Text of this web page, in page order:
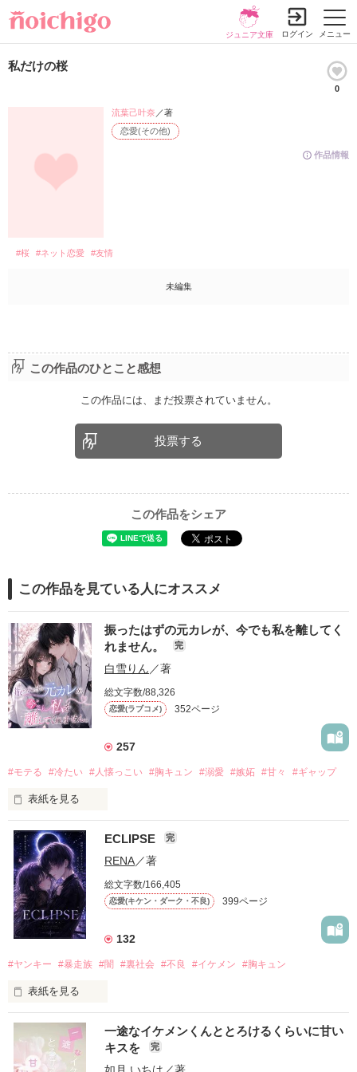
メニュー
ジュニア文庫 ログイン
私だけの桜
0
作品情報
恋愛(その他)
流葉己叶奈／著
#桜 #ネット恋愛 #友情
未編集
この作品のひとこと感想
この作品には、まだ投票されていません。
投票する
この作品をシェア
この作品を見ている人にオススメ
振ったはずの元カレが、今でも私を離してく
れません。
完
白雪りん ／著
総文字数/88,326
恋愛(ラブコメ) 352ページ
257
#モテる #冷たい #人懐っこい #胸キュン #溺愛 #嫉妬 #甘々 #ギャップ
表紙を見る
「好きだったから、別れを選んだ。」
モテる人を好きになるのが怖かった。
だから私は、中学時代に大好きだった彼を自分から振った。
もう会うことはないと思っていたのに、
高校生になって再会した彼は、隣の学校で”王子様”と呼ばれる
他の女の子には冷たいのに
私にだけ昔と変わらない笑顔を向けてくる。
「澪ちゃん。」
ECLIPSE 完
RENA／著
総文字数/166,405
恋愛(キケン・ダーク・不良) 399ページ
132
#ヤンキー #暴走族 #闇 #裏社会 #不良 #イケメン #胸キュン
表紙を見る
表紙画像はAIです
一途なイケメンくんととろけるくらいに甘い
キスを
完
如月 いちは ／著